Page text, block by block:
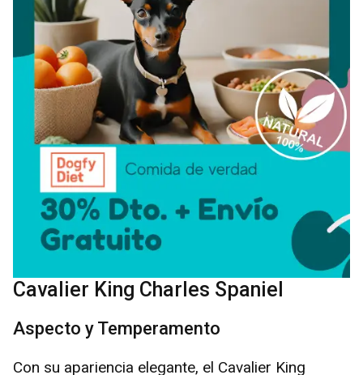
Cavalier King Charles Spaniel
Aspecto y Temperamento
Con su apariencia elegante, el Cavalier King